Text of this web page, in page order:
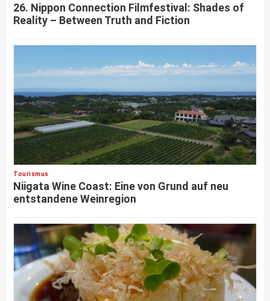
26. Nippon Connection Filmfestival: Shades of
Reality – Between Truth and Fiction
Tourismus
Niigata Wine Coast: Eine von Grund auf neu
entstandene Weinregion